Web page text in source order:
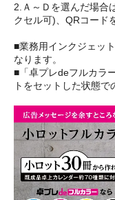
2.Ａ～Ｄを選んだ場合
クセル可)、QRコード
■業務用インクジェッ
なります。
■「卓プレdeフルカラ
トをセットした状態で